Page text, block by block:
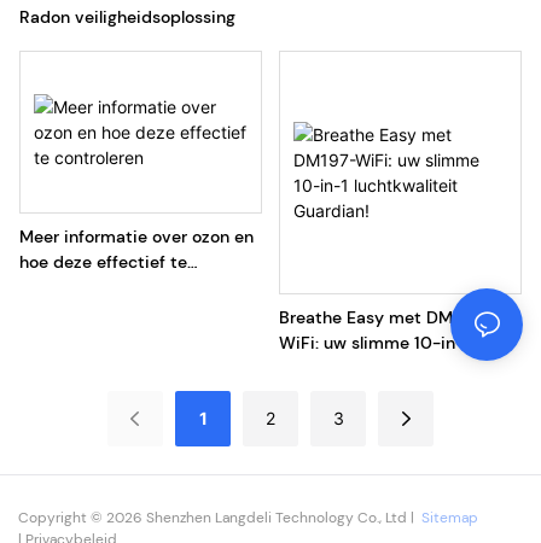
Radon veiligheidsoplossing
Meer informatie over ozon en
hoe deze effectief te
‌Breathe Easy met DM197-
WiFi: uw slimme 10-in-1
1 2 3
Copyright © 2026 Shenzhen Langdeli Technology Co., Ltd | Sitemap